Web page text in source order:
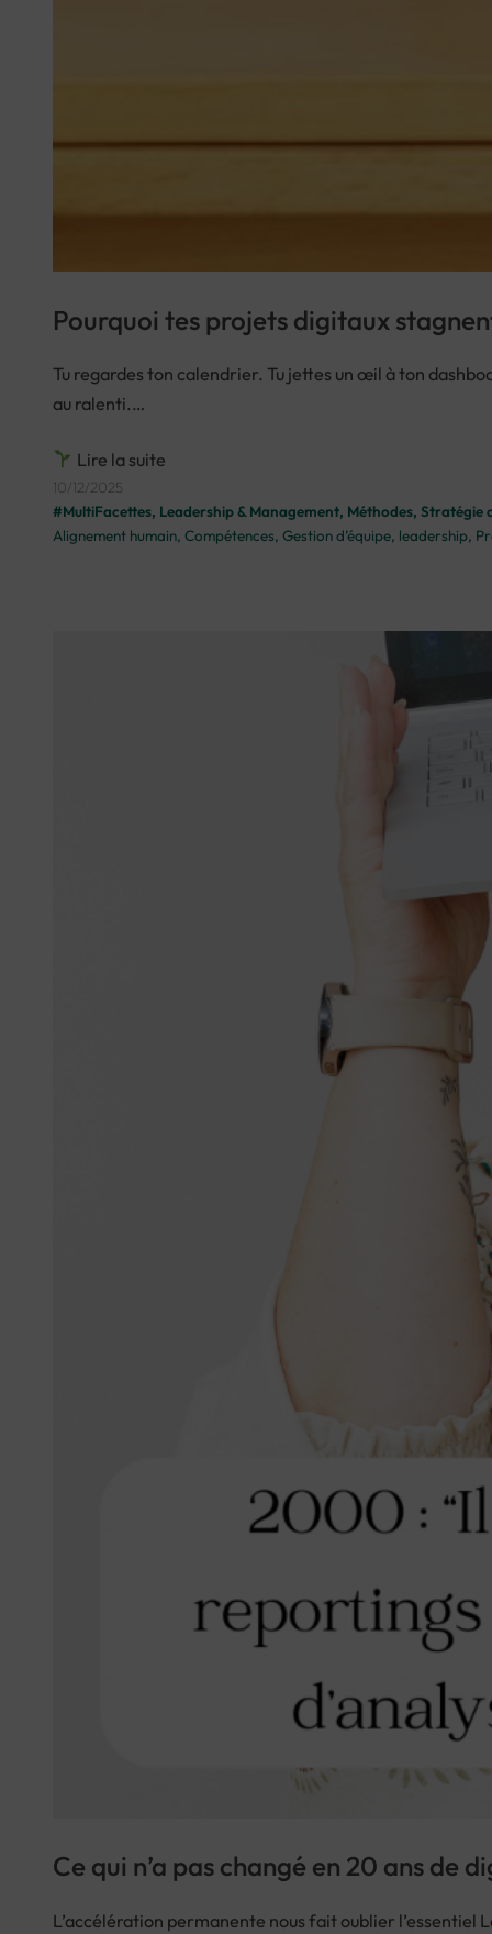
Pourquoi tes projets digitaux
Tu regardes ton calendrier. Tu jettes un œil à ton
au ralenti.…
Lire la suite
10/12/2025
#MultiFacettes, Leadership & Management, Méthodes, Stratégie
Alignement humain, Compétences, Gestion d’équipe, leadership,
Ce qui n’a pas changé en 20 ans de
L’accélération permanente nous fait oublier l’essentiel